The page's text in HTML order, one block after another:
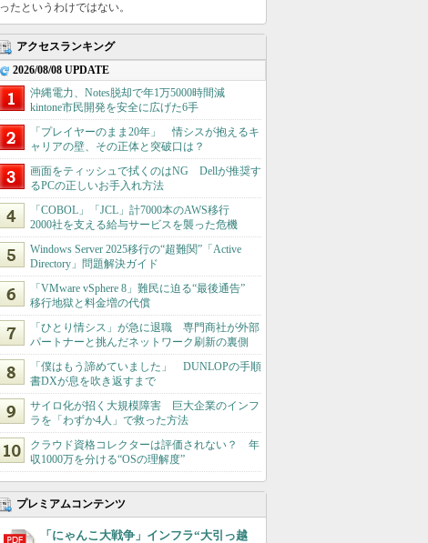
ったというわけではない。
アクセスランキング
2026/08/08 UPDATE
沖縄電力、Notes脱却で年1万5000時間減
kintone市民開発を安全に広げた6手
「プレイヤーのまま20年」 情シスが抱えるキ
ャリアの壁、その正体と突破口は？
画面をティッシュで拭くのはNG Dellが推奨す
るPCの正しいお手入れ方法
「COBOL」「JCL」計7000本のAWS移行
2000社を支える給与サービスを襲った危機
Windows Server 2025移行の“超難関”「Active
Directory」問題解決ガイド
「VMware vSphere 8」難民に迫る“最後通告”
移行地獄と料金増の代償
「ひとり情シス」が急に退職 専門商社が外部
パートナーと挑んだネットワーク刷新の裏側
「僕はもう諦めていました」 DUNLOPの手順
書DXが息を吹き返すまで
サイロ化が招く大規模障害 巨大企業のインフ
ラを「わずか4人」で救った方法
クラウド資格コレクターは評価されない？ 年
収1000万を分ける“OSの理解度”
プレミアムコンテンツ
「にゃんこ大戦争」インフラ“大引っ越